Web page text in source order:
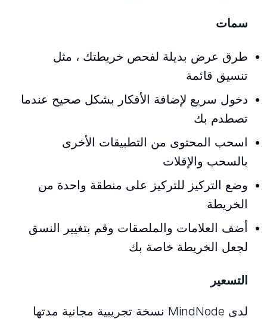
سمات
طرق عرض بديلة لفحص خريطتك ، مثل
تنسيق قائمة
دخول سريع لإضافة الأفكار بشكل صحيح عندما
تصطدم بك
اسحب المحتوى من التطبيقات الأخرى
بالسحب والإفلات
وضع التركيز للتركيز على منطقة واحدة من
الخريطة
أضف العلامات والملصقات وقم بتغيير النسق
لجعل الخريطة خاصة بك
التسعير
لدى MindNode نسخة تجريبية مجانية مدتها